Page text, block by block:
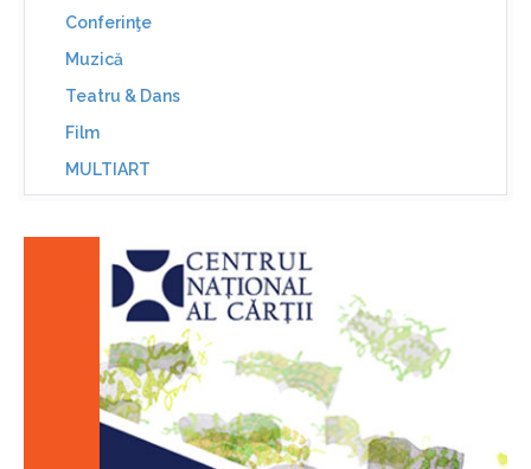
Conferinţe
Muzică
Teatru & Dans
Film
MULTIART